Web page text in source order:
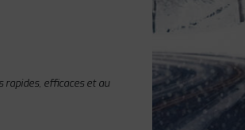
efficaces et au